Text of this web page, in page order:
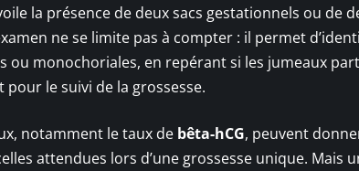
la présence de deux sacs gestationnels ou de
ne se limite pas à compter : il permet
ou monochoriales, en repérant si les jumeaux
le suivi de la grossesse.
notamment le taux de bêta-hCG, peuvent
attendues lors d’une grossesse unique. Mais